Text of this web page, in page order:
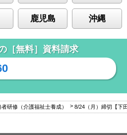
鹿児島 沖縄
［無料］資料請求
者研修（介護福祉士養成） 8/24（月）締切【下